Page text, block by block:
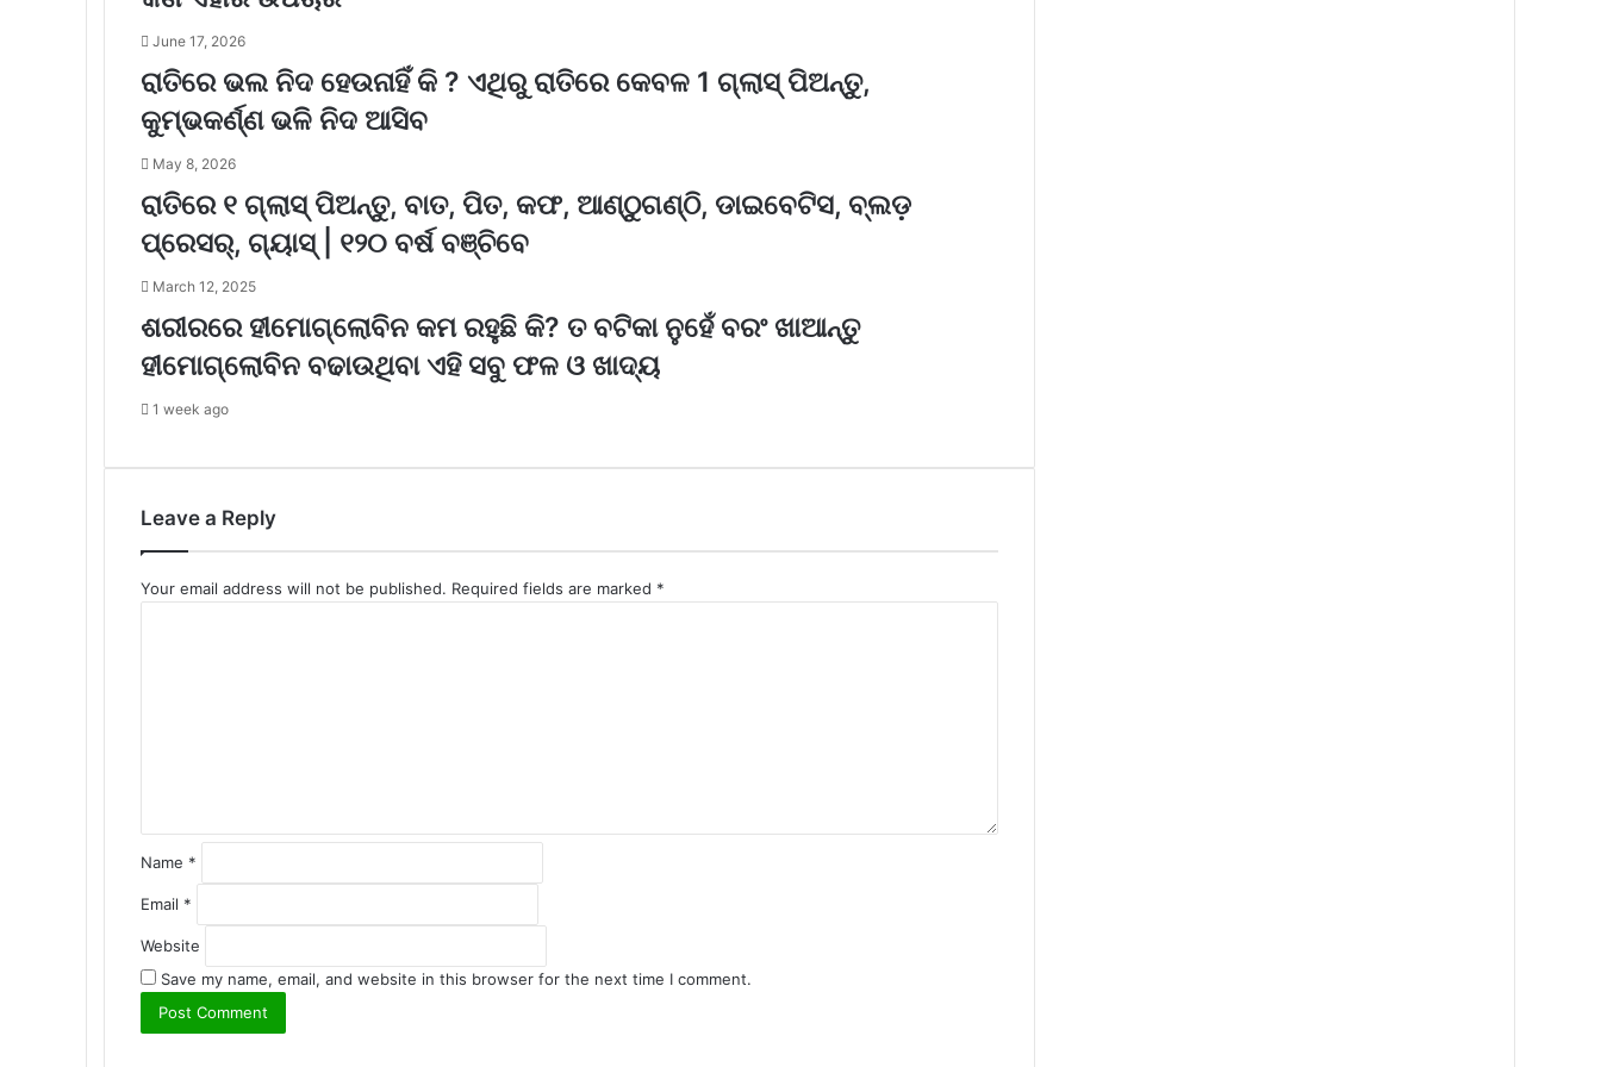
June 17, 2026
ରାତିରେ ଭଲ ନିଦ ହେଉନାହିଁ କି ? ଏଥିରୁ ରାତିରେ କେବଳ 1 ଗ୍ଲାସ୍ ପିଅନ୍ତୁ,
କୁମ୍ଭକର୍ଣ୍ଣ ଭଳି ନିଦ ଆସିବ
May 8, 2026
ରାତିରେ ୧ ଗ୍ଲାସ୍ ପିଅନ୍ତୁ, ବାତ, ପିତ, କଫ, ଆଣ୍ଠୁଗଣ୍ଠି, ଡାଇବେଟିସ, ବ୍ଲଡ଼
ପ୍ରେସର୍, ଗ୍ୟାସ୍ |‌‌ ୧୨୦ ବର୍ଷ ବଞ୍ଚିବେ
March 12, 2025
ଶରୀରରେ ହୀମୋଗ୍ଲୋବିନ କମ ରହୁଛି କି? ତ ବଟିକା ନୁହେଁ ବରଂ ଖାଆନ୍ତୁ
ହୀମୋଗ୍ଲୋବିନ ବଢାଉଥିବା ଏହି ସବୁ ଫଳ ଓ ଖାଦ୍ୟ
1 week ago
Leave a Reply
Your email address will not be published. Required fields are marked *
Name *
Email *
Website
Save my name, email, and website in this browser for the next time I comment.